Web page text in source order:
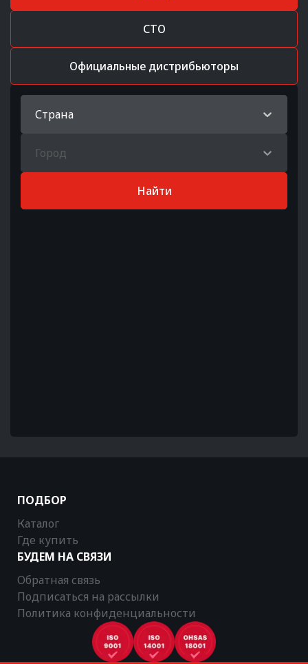
СТО
Официальные дистрибьюторы
Страна
Город
Найти
ПОДБОР
Каталог
Где купить
БУДЕМ НА СВЯЗИ
Обратная связь
Подписаться на рассылки
Политика конфиденциальности